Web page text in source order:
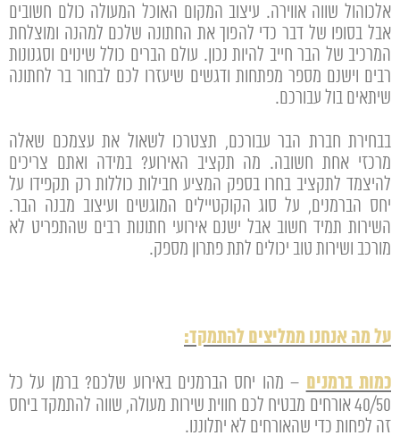
אלכוהול שווה אווירה. עיצוב המקום האוכל המעולה כולם חשובים
אבל בסופו של דבר כדי להפוך את החתונה שלכם למהנה ומוצלחת
המרכיב של הבר חייב להיות נכון. עולם הברים כולל שינוים וסגנונות
רבים וישנם מספר מפתחות ודגשים שיעזרו לכם לבחור בר לחתונה
שיתאים בול עבורכם.
בבחירת חברת הבר עבורכם, תצטרכו לשאול את עצמכם שאלה
מרכזי אחת חשובה. מה תקציב האירוע? במידה ואתם צריכים
להיצמד לתקציב בחרו בספק המציע חבילות כוללות רק תקפידו על
יחס הברמנים, על סוג הקוקטיילים המוגשים ועיצוב מבנה הבר.
השירות תמיד חשוב אבל ישנם אירועי חתונות רבים שהתפריט לא
מורכב ושירות טוב יכולים לתת פתרון מספק.
על מה אנחנו ממליצים להתמקד:
כמות ברמנים – מהו יחס הברמנים באירוע שלכם? ברמן על כל
40/50 אורחים מבטיח לכם חווית שירות מעולה, שווה להתמקד ביחס
זה לפחות כדי שהאורחים לא יתלוננו.